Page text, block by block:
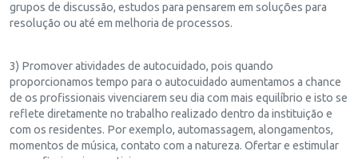
grupos de discussão, estudos para pensarem em soluções para
resolução ou até em melhoria de processos.
3) Promover atividades de autocuidado, pois quando
proporcionamos tempo para o autocuidado aumentamos a chance
de os profissionais vivenciarem seu dia com mais equilíbrio e isto se
reflete diretamente no trabalho realizado dentro da instituição e
com os residentes. Por exemplo, automassagem, alongamentos,
momentos de música, contato com a natureza. Ofertar e estimular